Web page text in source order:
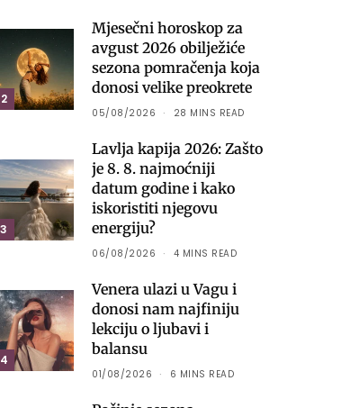
2
Mjesečni horoskop za
avgust 2026 obilježiće
sezona pomračenja koja
donosi velike preokrete
05/08/2026 28 MINS READ
3
Lavlja kapija 2026: Zašto
je 8. 8. najmoćniji
datum godine i kako
iskoristiti njegovu
energiju?
06/08/2026 4 MINS READ
4
Venera ulazi u Vagu i
donosi nam najfiniju
lekciju o ljubavi i
balansu
01/08/2026 6 MINS READ